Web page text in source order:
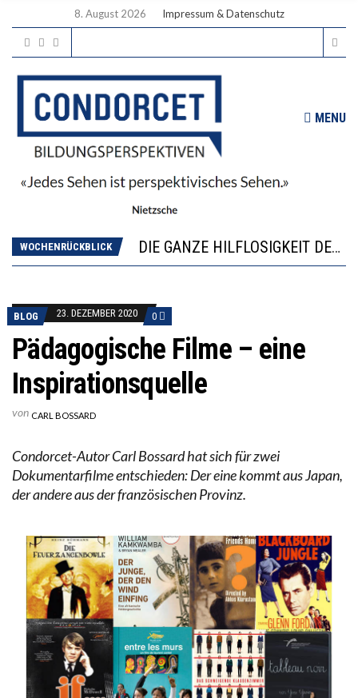
8. August 2026 Impressum & Datenschutz
MENU
WOCHENRÜCKBLICK
DIE GANZE HILFLOSIGKEIT DES BILDUNGSBÜRGERTUMS
WORAUS WÄCHST, WAS KINDER TRÄGT
BLOG 23. DEZEMBER 2020 0
Pädagogische Filme – eine
Inspirationsquelle
von CARL BOSSARD
Condorcet-Autor Carl Bossard hat sich für zwei
Dokumentarfilme entschieden: Der eine kommt aus Japan,
der andere aus der französischen Provinz.